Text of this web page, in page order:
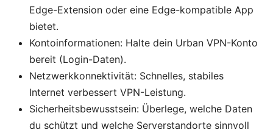
Edge-Extension oder eine Edge-kompatible App
bietet.
Kontoinformationen: Halte dein Urban VPN-Konto
bereit (Login-Daten).
Netzwerkkonnektivität: Schnelles, stabiles
Internet verbessert VPN-Leistung.
Sicherheitsbewusstsein: Überlege, welche Daten
du schützt und welche Serverstandorte sinnvoll